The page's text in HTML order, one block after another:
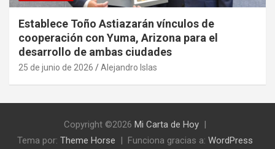
Establece Toño Astiazarán vínculos de
cooperación con Yuma, Arizona para el
desarrollo de ambas ciudades
25 de junio de 2026 Alejandro Islas
Copyright ©2026 Mi Carta de Hoy
Tema por: Theme Horse Funciona gracias a: WordPress